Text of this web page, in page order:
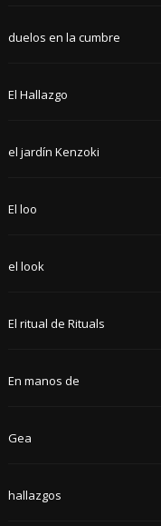
duelos en la cumbre
El Hallazgo
el jardín Kenzoki
El loo
el look
El ritual de Rituals
En manos de
Gea
hallazgos